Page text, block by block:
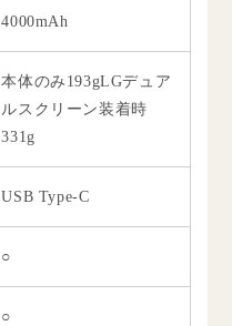
4000mAh
本体のみ193gLGデュア
ルスクリーン装着時
331g
USB Type-C
○
○